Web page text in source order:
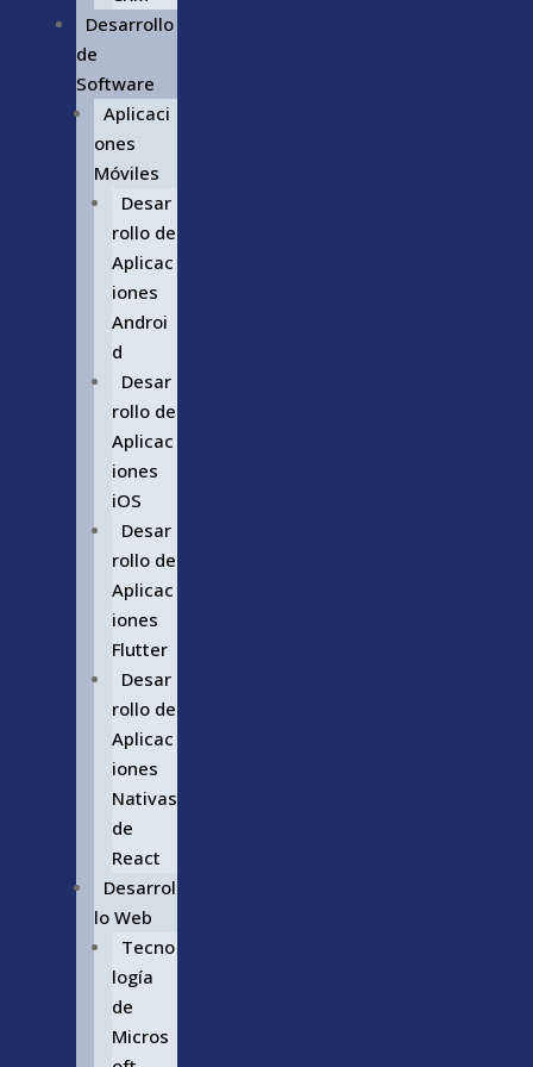
Desarrollo
de
Software
Aplicaci
ones
Móviles
Desar
rollo de
Aplicac
iones
Androi
d
Desar
rollo de
Aplicac
iones
iOS
Desar
rollo de
Aplicac
iones
Flutter
Desar
rollo de
Aplicac
iones
Nativas
de
React
Desarrol
lo Web
Tecno
logía
de
Micros